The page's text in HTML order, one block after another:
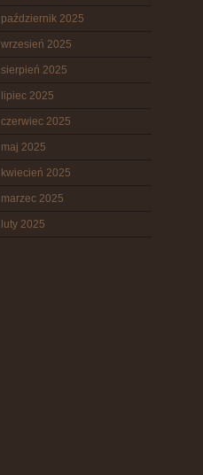
październik 2025
wrzesień 2025
sierpień 2025
lipiec 2025
czerwiec 2025
maj 2025
kwiecień 2025
marzec 2025
luty 2025